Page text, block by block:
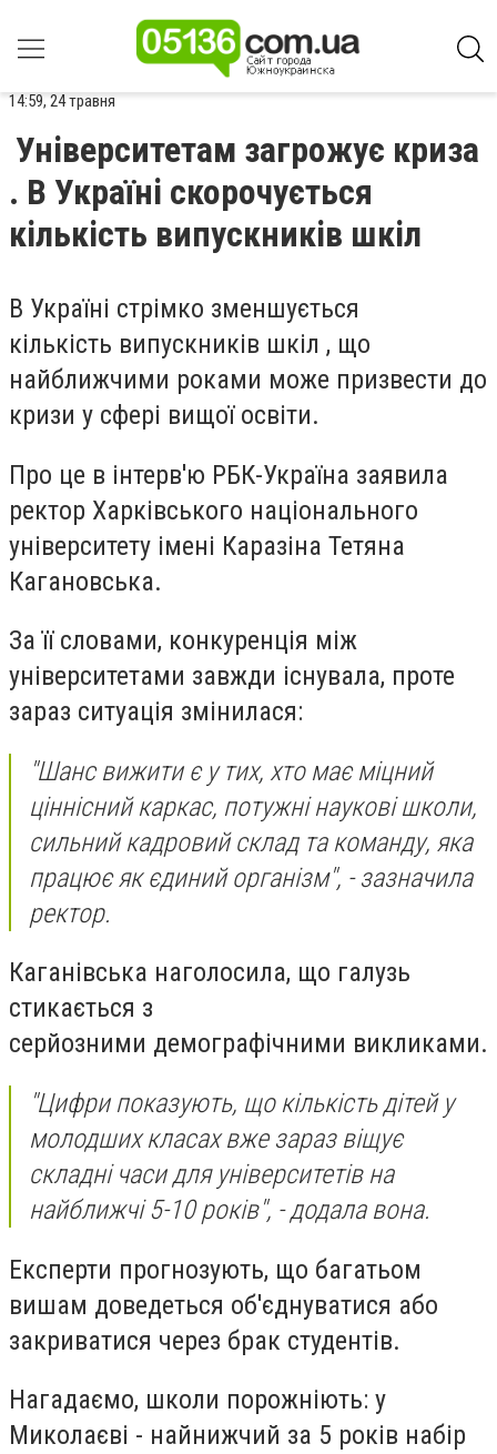
14:59, 24 травня
Університетам загрожує криза
. В Україні скорочується
кількість випускників шкіл
В Україні стрімко зменшується
кількість випускників шкіл , що
найближчими роками може призвести до
кризи у сфері вищої освіти.
Про це в інтерв'ю РБК-Україна заявила
ректор Харківського національного
університету імені Каразіна Тетяна
Кагановська.
За її словами, конкуренція між
університетами завжди існувала, проте
зараз ситуація змінилася:
"Шанс вижити є у тих, хто має міцний
ціннісний каркас, потужні наукові школи,
сильний кадровий склад та команду, яка
працює як єдиний організм", - зазначила
ректор.
Каганівська наголосила, що галузь
стикається з
серйозними демографічними викликами.
"Цифри показують, що кількість дітей у
молодших класах вже зараз віщує
складні часи для університетів на
найближчі 5-10 років", - додала вона.
Експерти прогнозують, що багатьом
вишам доведеться об'єднуватися або
закриватися через брак студентів.
Нагадаємо, школи порожніють: у
Миколаєві - найнижчий за 5 років набір